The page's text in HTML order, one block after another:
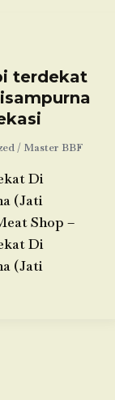
terdekat
/ Master BBF
Di
(Jati
Shop –
Di
(Jati